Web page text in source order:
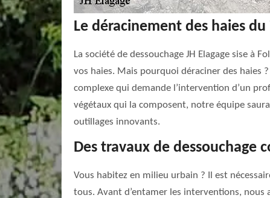
Le déracinement des haies du
La société de dessouchage JH Elagage sise
vos haies. Mais pourquoi déraciner des haies
complexe qui demande l’intervention d’un
végétaux qui la composent, notre équipe
outillages innovants.
Des travaux de dessouchage
Vous habitez en milieu urbain ? Il est
tous. Avant d’entamer les interventions, nous